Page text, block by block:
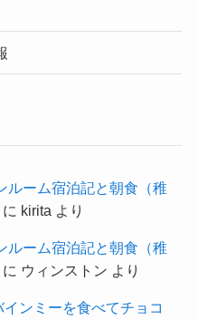
ルーム宿泊記と朝食（稚
に kirita より
ルーム宿泊記と朝食（稚
に ウィンストン より
インミーを食べてチョコ